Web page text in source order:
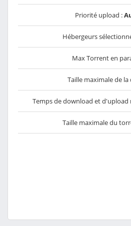
Priorité upload :
Hébergeurs
Max Torrent en
Taille maximale de la
Temps de download et d'upload
Taille maximale du